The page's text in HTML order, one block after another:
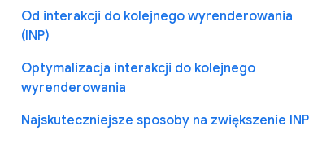
Od interakcji do kolejnego wyrenderowania
(INP)
Optymalizacja interakcji do kolejnego
wyrenderowania
Najskuteczniejsze sposoby na zwiększenie INP